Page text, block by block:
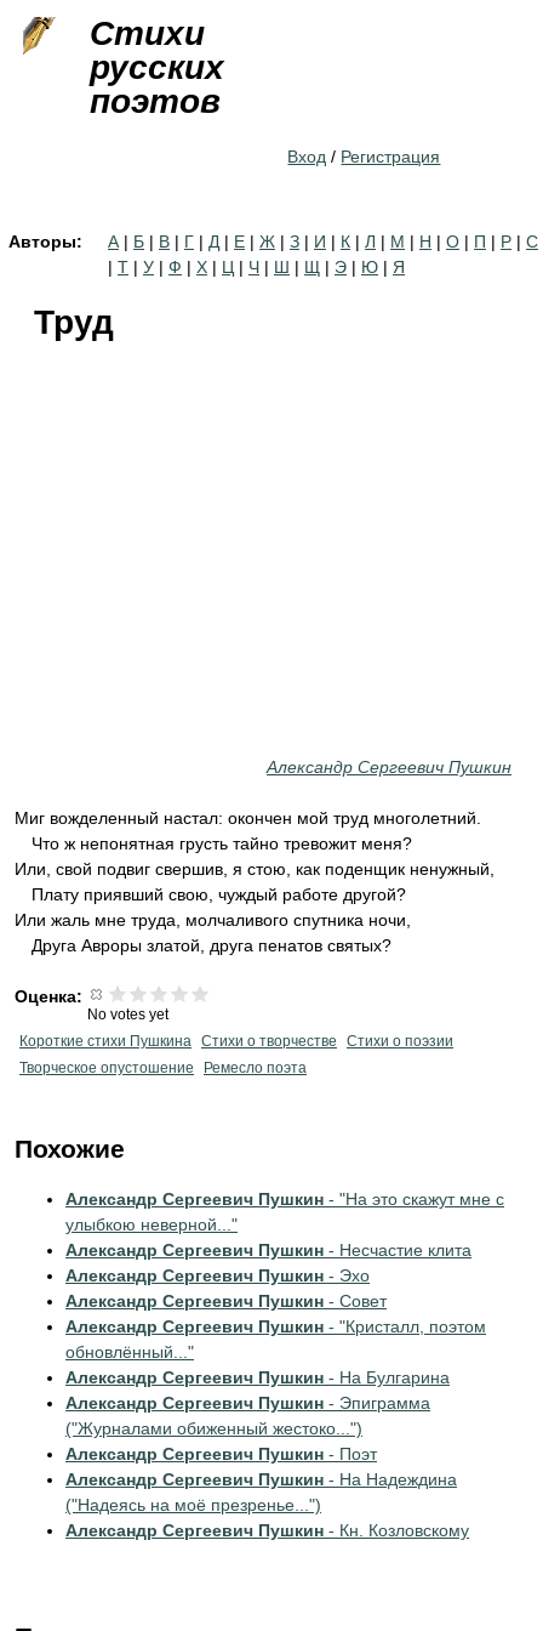
Стихи
русских
поэтов
Вход / Регистрация
Авторы: А | Б | В | Г | Д | Е | Ж | З | И | К | Л | М | Н | О | П | Р | С
| Т | У | Ф | Х | Ц | Ч | Ш | Щ | Э | Ю | Я
Труд
Александр Сергеевич Пушкин
Миг вожделенный настал: окончен мой труд многолетний.
Что ж непонятная грусть тайно тревожит меня?
Или, свой подвиг свершив, я стою, как поденщик ненужный,
Плату приявший свою, чуждый работе другой?
Или жаль мне труда, молчаливого спутника ночи,
Друга Авроры златой, друга пенатов святых?
Оценка:
No votes yet
Короткие стихи Пушкина Стихи о творчестве
Стихи о поэзии
Творческое опустошение
Ремесло поэта
Похожие
Александр Сергеевич Пушкин - "На это скажут мне с
улыбкою неверной..."
Александр Сергеевич Пушкин - Несчастие клита
Александр Сергеевич Пушкин - Эхо
Александр Сергеевич Пушкин - Совет
Александр Сергеевич Пушкин - "Кристалл, поэтом
обновлённый..."
Александр Сергеевич Пушкин - На Булгарина
Александр Сергеевич Пушкин - Эпиграмма
("Журналами обиженный жестоко...")
Александр Сергеевич Пушкин - Поэт
Александр Сергеевич Пушкин - На Надеждина
("Надеясь на моё презренье...")
Александр Сергеевич Пушкин - Кн. Козловскому